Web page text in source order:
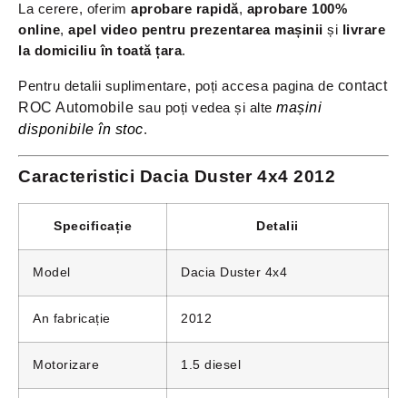
La cerere, oferim aprobare rapidă, aprobare 100%
online, apel video pentru prezentarea mașinii și livrare
la domiciliu în toată țara.
Pentru detalii suplimentare, poți accesa pagina de contact
ROC Automobile sau poți vedea și alte mașini
disponibile în stoc.
Caracteristici Dacia Duster 4x4 2012
Specificație Detalii
Model Dacia Duster 4x4
An fabricație 2012
Motorizare 1.5 diesel